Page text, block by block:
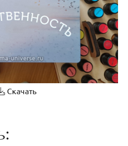
Скачать